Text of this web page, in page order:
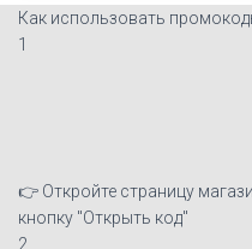
Как использовать
1
👉 Откройте страницу
кнопку "Открыть код"
2